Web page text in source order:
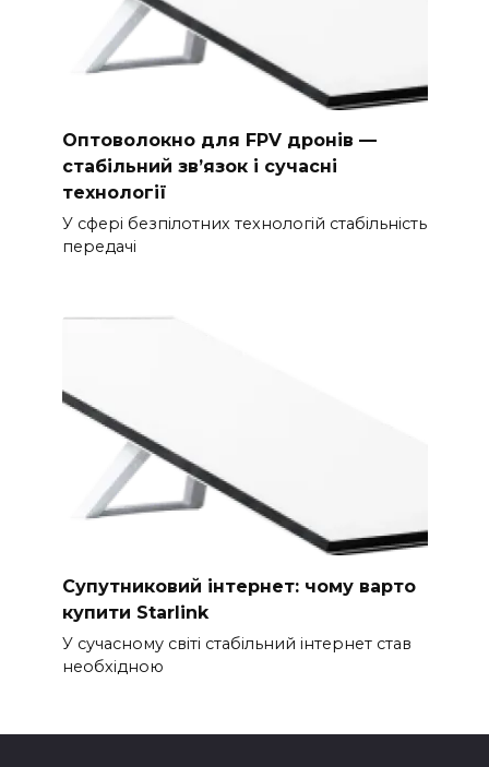
Оптоволокно для FPV дронів —
стабільний зв’язок і сучасні
технології
У сфері безпілотних технологій стабільність
передачі
Супутниковий інтернет: чому варто
купити Starlink
У сучасному світі стабільний інтернет став
необхідною